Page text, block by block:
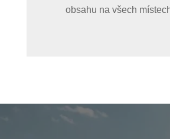
obsahu na všech